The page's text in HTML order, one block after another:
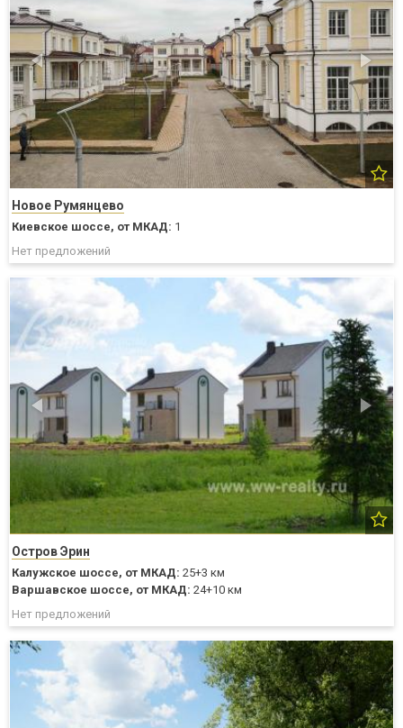
Новое Румянцево
Киевское шоссе, от МКАД: 1
Нет предложений
Остров Эрин
Калужское шоссе, от МКАД: 25+3 км
Варшавское шоссе, от МКАД: 24+10 км
Нет предложений